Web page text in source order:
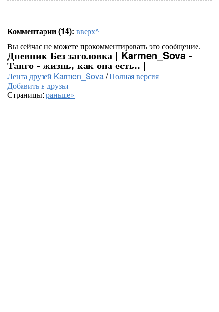
Комментарии (14): вверх^
Вы сейчас не можете прокомментировать это сообщение.
Дневник Без заголовка | Karmen_Sova -
Танго - жизнь, как она есть.. |
Лента друзей Karmen_Sova/Полная версия
Добавить в друзья
Страницы: раньше»